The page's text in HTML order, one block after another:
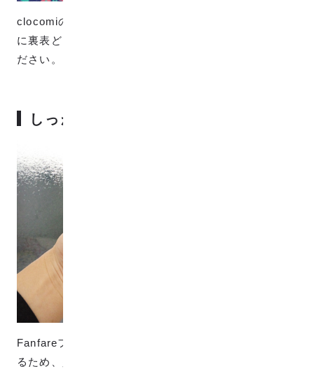
clocomiの生地は柄を織りで表現しているため、基本的
に裏表どちらでも使えます。好みに合わせてご使用く
ださい。
しっかりした厚みで透け感なし
Fanfareファブリックは色糸を3本使用して織られてい
るため、少し厚みがあって透け感はありません。